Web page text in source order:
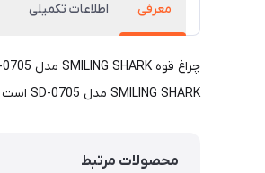
معرفی اطلاعات تکمیلی
SMILING SHARK مدل SD-0705 است
محصولات مرتبط